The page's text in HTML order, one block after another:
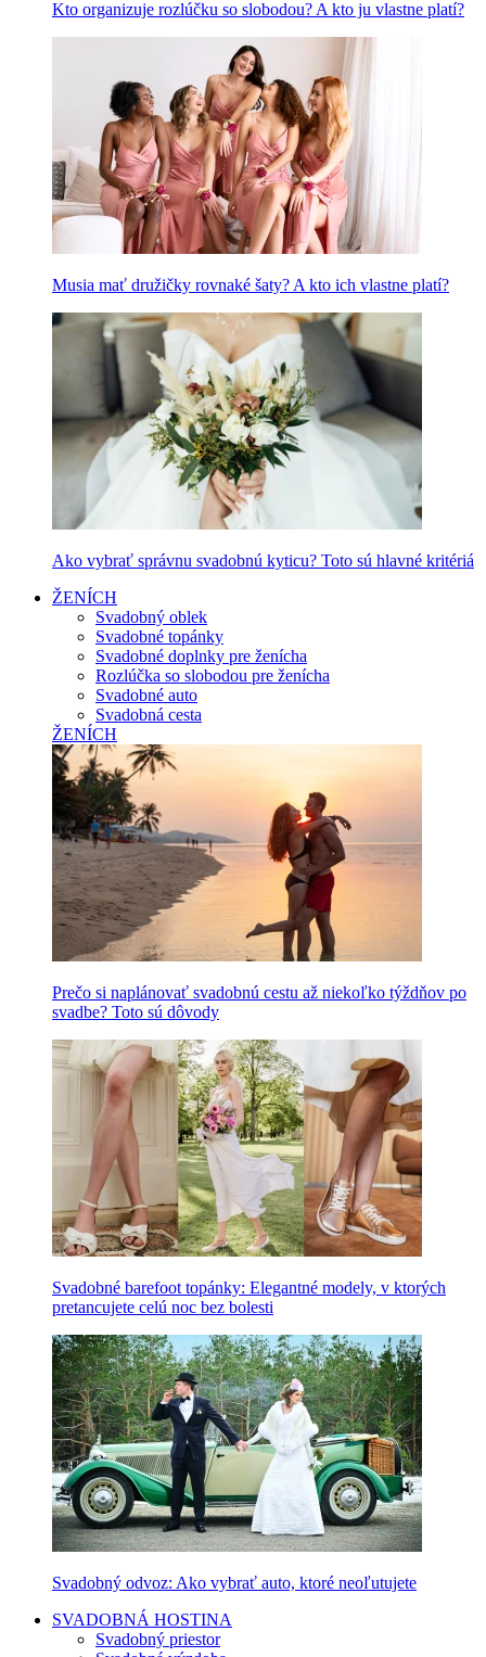
Kto organizuje rozlúčku so slobodou? A kto ju vlastne platí?
Musia mať družičky rovnaké šaty? A kto ich vlastne platí?
Ako vybrať správnu svadobnú kyticu? Toto sú hlavné kritériá
ŽENÍCH
Svadobný oblek
Svadobné topánky
Svadobné doplnky pre ženícha
Rozlúčka so slobodou pre ženícha
Svadobné auto
Svadobná cesta
ŽENÍCH
Prečo si naplánovať svadobnú cestu až niekoľko týždňov po
svadbe? Toto sú dôvody
Svadobné barefoot topánky: Elegantné modely, v ktorých
pretancujete celú noc bez bolesti
Svadobný odvoz: Ako vybrať auto, ktoré neoľutujete
SVADOBNÁ HOSTINA
Svadobný priestor